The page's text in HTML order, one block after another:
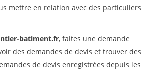
mettre en relation avec des particuliers
batiment.fr, faites une demande
des demandes de devis et trouver des
de devis enregistrées depuis les